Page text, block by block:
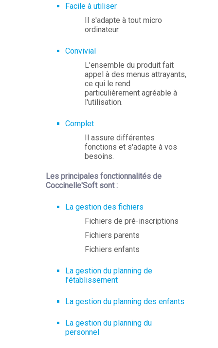
Facile à utiliser
Il s'adapte à tout micro
ordinateur.
Convivial
L'ensemble du produit fait
appel à des menus attrayants,
ce qui le rend
particulièrement agréable à
l'utilisation.
Complet
Il assure différentes
fonctions et s'adapte à vos
besoins.
Les principales fonctionnalités de
Coccinelle'Soft sont :
La gestion des fichiers
Fichiers de pré-inscriptions
Fichiers parents
Fichiers enfants
La gestion du planning de
l'établissement
La gestion du planning des enfants
La gestion du planning du
personnel